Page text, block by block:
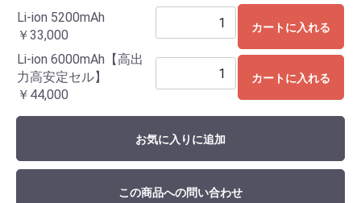
Li-ion 5200mAh
￥33,000
カートに入れる
Li-ion 6000mAh【高出
力高安定セル】
￥44,000
カートに入れる
お気に入りに追加
この商品への問い合わせ